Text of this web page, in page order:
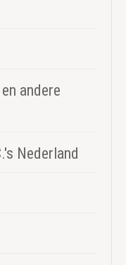
andere
Nederland